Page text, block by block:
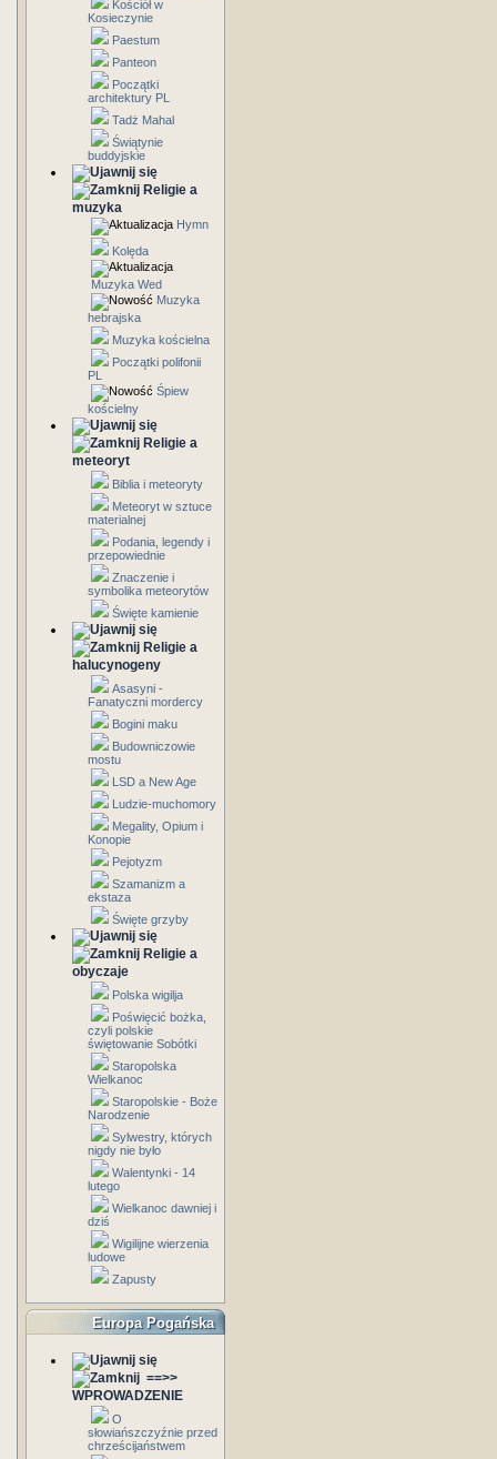
Kościół w
Kosieczynie
Paestum
Panteon
Początki
architektury PL
Tadż Mahal
Świątynie
buddyjskie
Religie a
muzyka
Hymn
Kolęda
Muzyka Wed
Muzyka
hebrajska
Muzyka kościelna
Początki polifonii
PL
Śpiew
kościelny
Religie a
meteoryt
Biblia i meteoryty
Meteoryt w sztuce
materialnej
Podania, legendy i
przepowiednie
Znaczenie i
symbolika meteorytów
Święte kamienie
Religie a
halucynogeny
Asasyni -
Fanatyczni mordercy
Bogini maku
Budowniczowie
mostu
LSD a New Age
Ludzie-muchomory
Megality, Opium i
Konopie
Pejotyzm
Szamanizm a
ekstaza
Święte grzyby
Religie a
obyczaje
Polska wigilja
Poświęcić bożka,
czyli polskie
świętowanie Sobótki
Staropolska
Wielkanoc
Staropolskie - Boże
Narodzenie
Sylwestry, których
nigdy nie było
Walentynki - 14
lutego
Wielkanoc dawniej i
dziś
Wigilijne wierzenia
ludowe
Zapusty
Europa Pogańska
==>>
WPROWADZENIE
O
słowiańszczyźnie przed
chrześcijaństwem